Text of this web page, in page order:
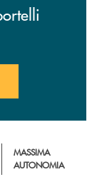
MASSIMA
AUTONOMIA